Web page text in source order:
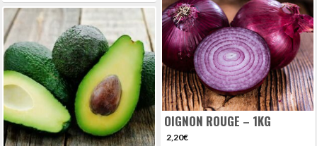
OIGNON ROUGE – 1KG
2,20€